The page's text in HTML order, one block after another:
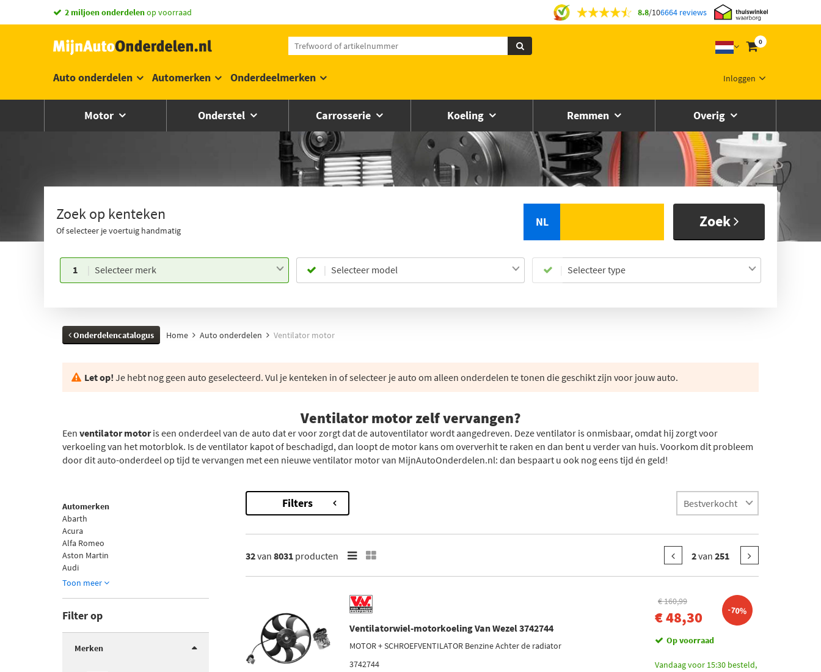
vandaag besteld,morgen in huis * 8.8/106664 reviews
0
Inloggen
Auto onderdelen Automerken Onderdeelmerken
Motor Onderstel Carrosserie Koeling Remmen Overig
Zoek op kenteken
Of selecteer je voertuig handmatig
NL Zoek
1 Selecteer merk Selecteer model Selecteer type
Onderdelencatalogus Home Auto onderdelen Ventilator motor
Let op! Je hebt nog geen auto geselecteerd. Vul je kenteken in of selecteer je auto om alleen onderdelen te tonen die geschikt zijn voor jouw auto.
Ventilator motor zelf vervangen?
Een ventilator motoris een onderdeel van de auto dat er voor zorgt dat de autoventilator wordt aangedreven. Deze ventilator is onmisbaar, omdat hij zorgt voor
verkoeling van het motorblok. Is de ventilator kapot of beschadigd, dan loopt de motor kans om oververhit te raken en dan bent u verder van huis. Voorkom dit probleem
door dit auto-onderdeel op tijd te vervangen met een nieuwe ventilator motor van MijnAutoOnderdelen.nl: dan bespaart u ook nog eens tijd én geld!
Automerken
Abarth
Acura
Alfa Romeo
Aston Martin
Audi
Toon meer
Filter op
Merken
Filters
32van 8031 producten 2van 251
Ventilatorwiel-motorkoeling Van Wezel 3742744
MOTOR + SCHROEFVENTILATOR Benzine Achter de radiator
3742744
€ 160,99
€ 48,30 -70%
Op voorraad
Vandaag voor 15:30 besteld,